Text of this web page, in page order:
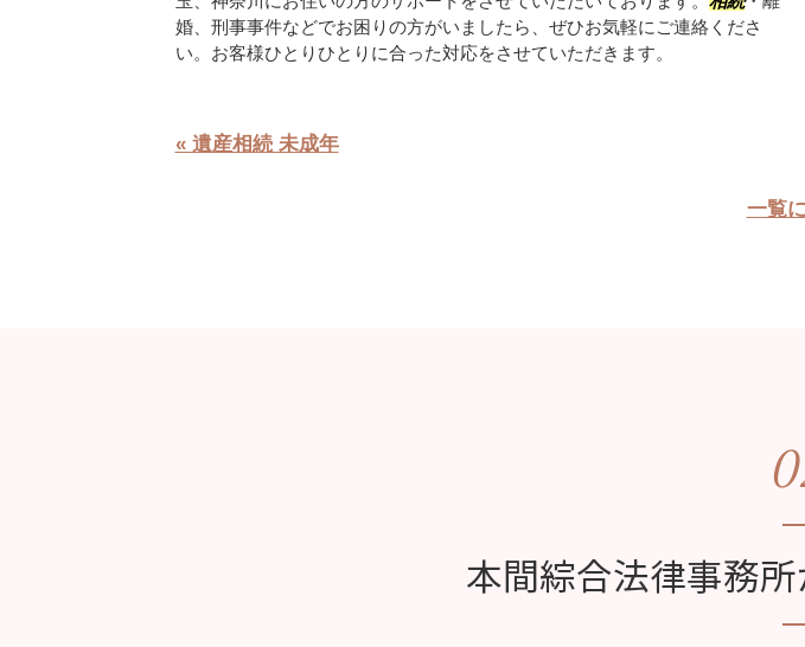
婚、刑事事件などでお困りの方がいましたら、ぜひお気軽にご連絡くださ
い。お客様ひとりひとりに合った対応をさせていただきます。
« 遺産相続 未成年
一覧
本間綜合法律事務